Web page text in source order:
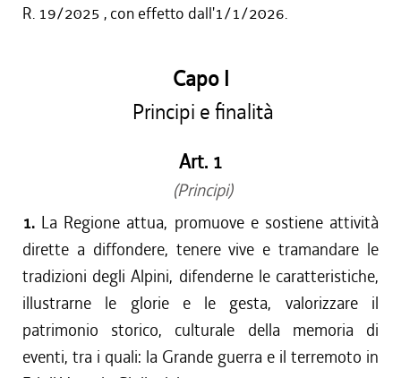
R. 19/2025 , con effetto dall'1/1/2026.
Capo I
Principi e finalità
Art. 1
(Principi)
1. La Regione attua, promuove e sostiene attività
dirette a diffondere, tenere vive e tramandare le
tradizioni degli Alpini, difenderne le caratteristiche,
illustrarne le glorie e le gesta, valorizzare il
patrimonio storico, culturale della memoria di
eventi, tra i quali: la Grande guerra e il terremoto in